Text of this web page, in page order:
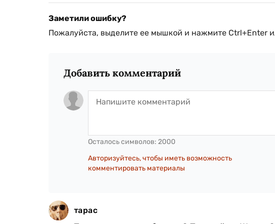
Заметили ошибку?
Пожалуйста, выделите ее мышкой и нажмите Ctrl+Enter
Добавить комментарий
Осталось символов: 2000
Авторизуйтесь, чтобы иметь возможность
комментировать материалы
тарас